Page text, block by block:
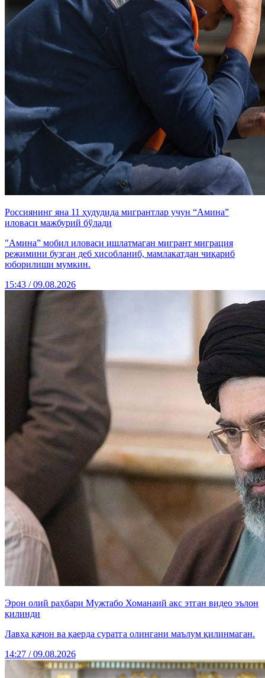
Россиянинг яна 11 ҳудудида мигрантлар учун “Амина”
иловаси мажбурий бўлади
"Амина” мобил иловаси ишлатмаган мигрант миграция
режимини бузган деб ҳисобланиб, мамлакатдан чиқариб
юборилиши мумкин.
15:43 / 09.08.2026
Эрон олий раҳбари Мужтабо Хоманаий акс этган видео эълон
қилинди
Лавҳа қачон ва қаерда суратга олингани маълум қилинмаган.
14:27 / 09.08.2026